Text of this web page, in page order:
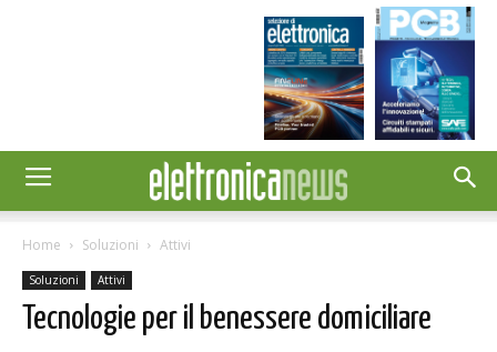
Home Soluzioni Attivi
Soluzioni Attivi
Tecnologie per il benessere domiciliare